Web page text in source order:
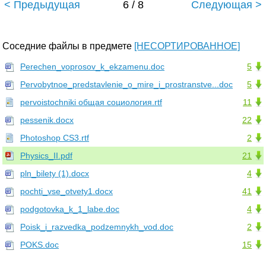
< Предыдущая 6 / 8 Следующая >
Соседние файлы в предмете [НЕСОРТИРОВАННОЕ]
5
Perechen_voprosov_k_ekzamenu.doc
5
Pervobytnoe_predstavlenie_o_mire_i_prostranstve...doc
11
pervoistochniki общая социология.rtf
22
pessenik.docx
2
Photoshop CS3.rtf
21
Physics_II.pdf
4
pln_bilety (1).docx
41
pochti_vse_otvety1.docx
4
podgotovka_k_1_labe.doc
2
Poisk_i_razvedka_podzemnykh_vod.doc
15
POKS.doc